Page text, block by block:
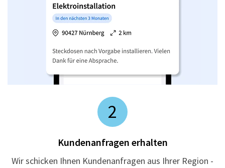
2
Kundenanfragen erhalten
Wir schicken Ihnen Kundenanfragen aus Ihrer Region -